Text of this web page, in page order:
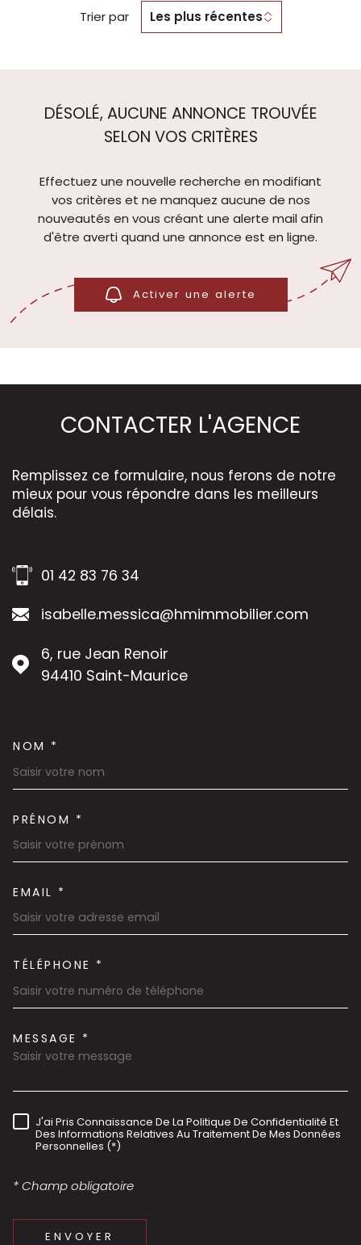
Trier par Les plus récentes
DÉSOLÉ, AUCUNE ANNONCE TROUVÉE
SELON VOS CRITÈRES
Effectuez une nouvelle recherche en modifiant
vos critères et ne manquez aucune de nos
nouveautés en vous créant une alerte mail afin
d'être averti quand une annonce est en ligne.
Activer une alerte
CONTACTER L'AGENCE
Remplissez ce formulaire, nous ferons de notre
mieux pour vous répondre dans les meilleurs
délais.
01 42 83 76 34
isabelle.messica@hmimmobilier.com
6, rue Jean Renoir
94410
Saint-Maurice
NOM *
PRÉNOM *
EMAIL *
TÉLÉPHONE *
MESSAGE *
RÈGLEMENTATION
J'ai Pris Connaissance De La Politique De Confidentialité Et
Des Informations Relatives Au Traitement De Mes Données
Personnelles (*)
* Champ obligatoire
ENVOYER